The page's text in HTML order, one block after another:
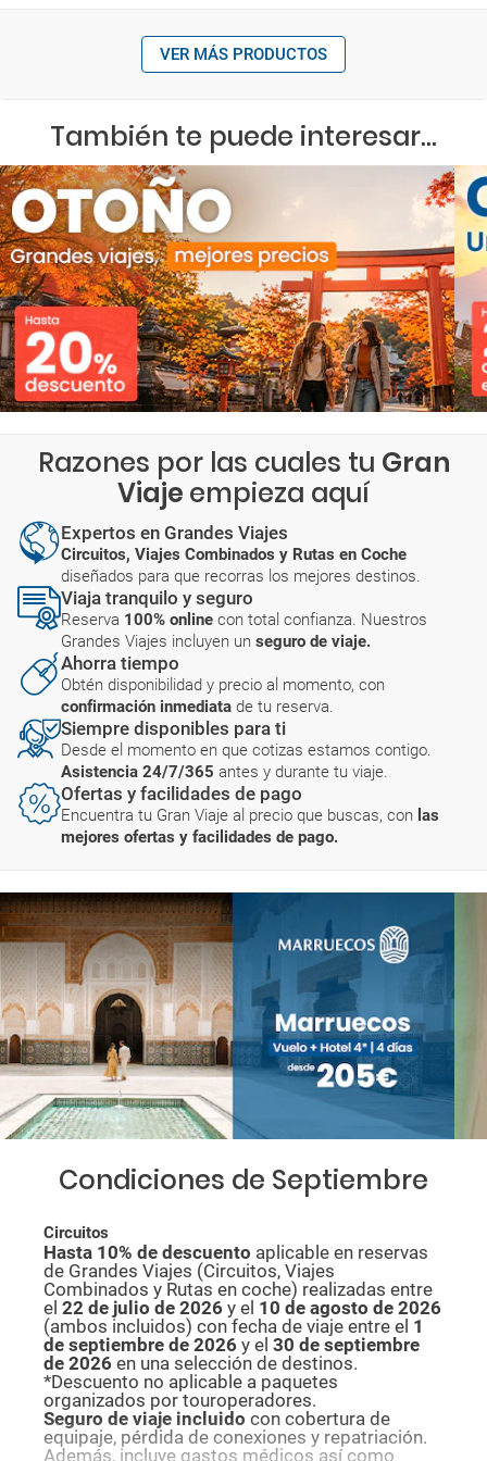
VER MÁS PRODUCTOS
También te puede interesar...
Razones por las cuales tu Gran
Viaje empieza aquí
Expertos en Grandes Viajes
Circuitos, Viajes Combinados y Rutas en Coche
diseñados para que recorras los mejores destinos.
Viaja tranquilo y seguro
Reserva 100% online con total confianza. Nuestros
Grandes Viajes incluyen un seguro de viaje.
Ahorra tiempo
Obtén disponibilidad y precio al momento, con
confirmación inmediata de tu reserva.
Siempre disponibles para ti
Desde el momento en que cotizas estamos contigo.
Asistencia 24/7/365 antes y durante tu viaje.
Ofertas y facilidades de pago
Encuentra tu Gran Viaje al precio que buscas, con las
mejores ofertas y facilidades de pago.
Condiciones de Septiembre
Circuitos
Hasta 10% de descuento aplicable en reservas
de Grandes Viajes (Circuitos, Viajes
Combinados y Rutas en coche) realizadas entre
el 22 de julio de 2026 y el 10 de agosto de 2026
(ambos incluidos) con fecha de viaje entre el 1
de septiembre de 2026 y el 30 de septiembre
de 2026 en una selección de destinos.
*Descuento no aplicable a paquetes
organizados por touroperadores.
Seguro de viaje incluido con cobertura de
equipaje, pérdida de conexiones y repatriación.
Además, incluye gastos médicos así como